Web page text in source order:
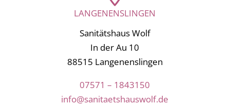
LANGENENSLINGEN
Sanitätshaus Wolf
In der Au 10
88515 Langenenslingen
07571 – 1843150
info@sanitaetshauswolf.de